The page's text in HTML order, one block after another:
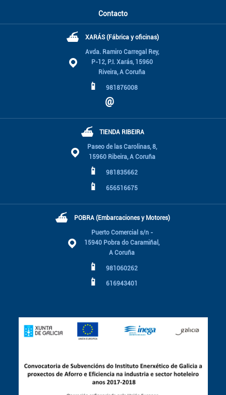
Contacto
⛴ XARÁS (Fábrica y oficinas)
Avda. Ramiro Carregal Rey,
P-12, P.I. Xarás, 15960
Riveira, A Coruña
📱 981876008
@
⛴ TIENDA RIBEIRA
Paseo de las Carolinas, 8,
15960 Ribeira, A Coruña
📱 981835662
📱 656516675
⛴ POBRA (Embarcaciones y Motores)
Puerto Comercial s/n -
15940 Pobra do Caramiñal,
A Coruña
📱 981060262
📱 616943401